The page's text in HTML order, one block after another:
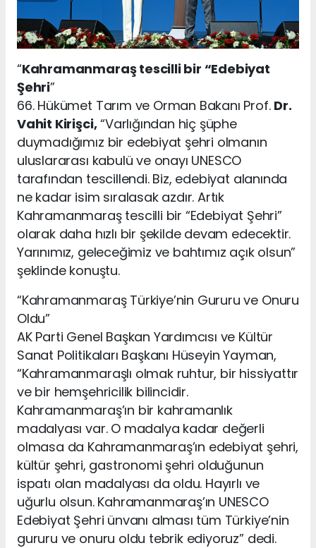
“Kahramanmaraş tescilli bir “Edebiyat
Şehri”
66. Hükümet Tarım ve Orman Bakanı Prof. Dr.
Vahit Kirişci,“Varlığından hiç şüphe
duymadığımız bir edebiyat şehri olmanın
uluslararası kabulü ve onayı UNESCO
tarafından tescillendi. Biz, edebiyat alanında
ne kadar isim sıralasak azdır. Artık
Kahramanmaraş tescilli bir “Edebiyat Şehri”
olarak daha hızlı bir şekilde devam edecektir.
Yarınımız, geleceğimiz ve bahtımız açık olsun”
şeklinde konuştu.
“Kahramanmaraş Türkiye’nin Gururu ve Onuru
Oldu”
AK Parti Genel Başkan Yardımcısı ve Kültür
Sanat Politikaları Başkanı Hüseyin Yayman,
“Kahramanmaraşlı olmak ruhtur, bir hissiyattır
ve bir hemşehricilik bilincidir.
Kahramanmaraş’ın bir kahramanlık
madalyası var. O madalya kadar değerli
olmasa da Kahramanmaraş’ın edebiyat şehri,
kültür şehri, gastronomi şehri olduğunun
ispatı olan madalyası da oldu. Hayırlı ve
uğurlu olsun. Kahramanmaraş’ın UNESCO
Edebiyat Şehri ünvanı alması tüm Türkiye’nin
gururu ve onuru oldu tebrik ediyoruz” dedi.